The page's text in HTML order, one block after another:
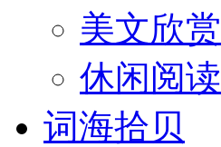
美文欣赏
休闲阅读
词海拾贝